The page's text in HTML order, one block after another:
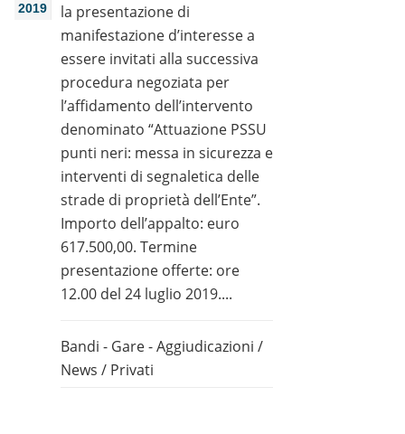
2019
la presentazione di
manifestazione d’interesse a
essere invitati alla successiva
procedura negoziata per
l’affidamento dell’intervento
denominato “Attuazione PSSU
punti neri: messa in sicurezza e
interventi di segnaletica delle
strade di proprietà dell’Ente”.
Importo dell’appalto: euro
617.500,00. Termine
presentazione offerte: ore
12.00 del 24 luglio 2019....
Bandi - Gare - Aggiudicazioni /
News / Privati